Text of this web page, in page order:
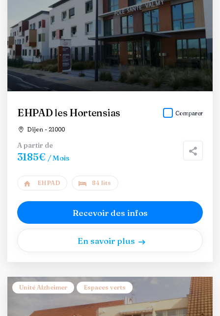
EHPAD les Hortensias
Dijon - 21000
Comparer
A partir de
3185€ / Mois
EHPAD 84 lits
Recevoir des infos
En savoir plus
Unité Alzheimer Espaces verts